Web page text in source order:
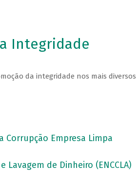
Integridade
da integridade nos mais
Corrupção Empresa Limpa
de Dinheiro (ENCCLA)